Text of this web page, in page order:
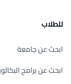
للطلاب
ابحث عن جامعة
ابحث عن برامج